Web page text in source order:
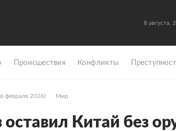
8 августа,
Происшествия Конфликты
февраля 2026) Мир
оставил Китай без